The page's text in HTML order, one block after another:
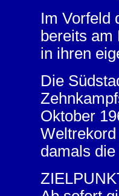
Im Vorfeld
bereits
in ihren
Die
Oktober
damals